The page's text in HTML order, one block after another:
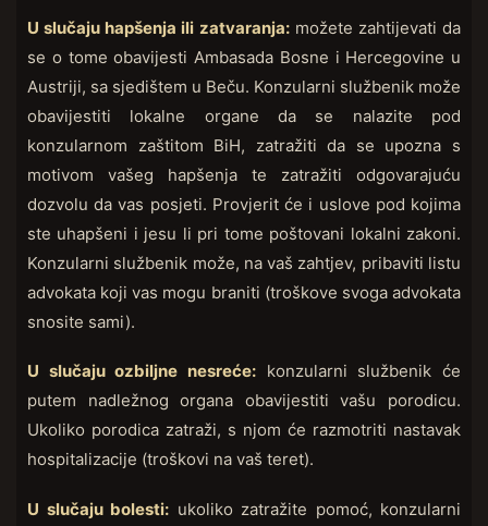
U slučaju hapšenja ili zatvaranja:možete zahtijevati da
se o tome obavijesti Ambasada Bosne i Hercegovine u
Austriji, sa sjedištem u Beču. Konzularni službenik može
obavijestiti lokalne organe da se nalazite pod
konzularnom zaštitom BiH, zatražiti da se upozna s
motivom vašeg hapšenja te zatražiti odgovarajuću
dozvolu da vas posjeti. Provjerit će i uslove pod kojima
ste uhapšeni i jesu li pri tome poštovani lokalni zakoni.
Konzularni službenik može, na vaš zahtjev, pribaviti listu
advokata koji vas mogu braniti (troškove svoga advokata
snosite sami).
U slučaju ozbiljne nesreće: konzularni službenik će
putem nadležnog organa obavijestiti vašu porodicu.
Ukoliko porodica zatraži, s njom će razmotriti nastavak
hospitalizacije (troškovi na vaš teret).
U slučaju bolesti: ukoliko zatražite pomoć, konzularni